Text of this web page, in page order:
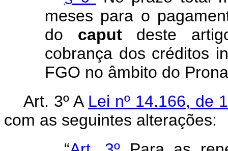
meses para o
do caputdeste
cobrança dos créditos
FGO no âmbito do
Art. 3º A Lei nº 14.166, de
com as seguintes alterações: